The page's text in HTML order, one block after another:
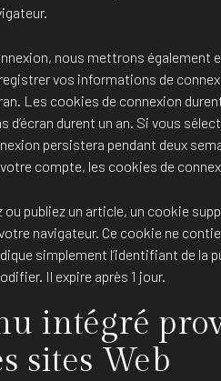
nous mettrons également
vos informations de
Les cookies de connexion
d’écran durent un an. Si vous
persistera pendant deux
compte, les cookies de
publiez un article, un cookie
navigateur. Ce cookie ne
simplement l’identifiant de la
Il expire après 1 jour.
intégré
sites Web